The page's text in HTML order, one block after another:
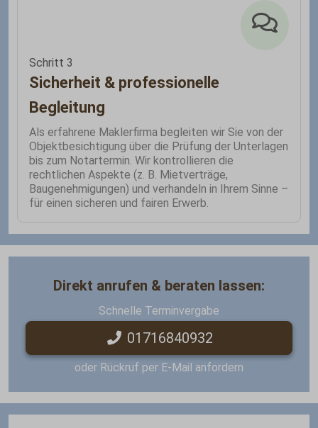
Schritt 3
Sicherheit & professionelle
Begleitung
Als erfahrene Maklerfirma begleiten wir Sie von der
Objektbesichtigung über die Prüfung der Unterlagen
bis zum Notartermin. Wir kontrollieren die
rechtlichen Aspekte (z. B. Mietverträge,
Baugenehmigungen) und verhandeln in Ihrem Sinne –
für einen sicheren und fairen Erwerb.
Direkt anrufen & beraten lassen:
Schnelle Terminvergabe
01716840932
oder Rückruf per E-Mail anfordern